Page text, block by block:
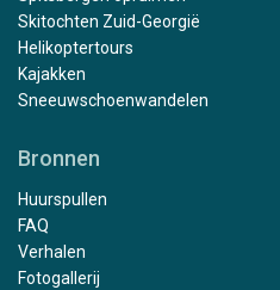
Skitochten Zuid-Georgië
Helikoptertours
Kajakken
Sneeuwschoenwandelen
Bronnen
Huurspullen
FAQ
Verhalen
Fotogallerij